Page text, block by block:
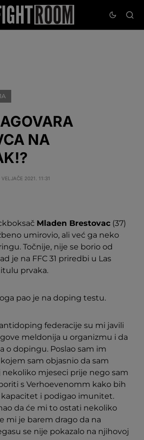
NA
VELJAČE 2021. 11:31
Mladen Brestovac (37)
umirovio, ali već ga neko
Točnije, nije se borio od
je na FFC 31 priredbi u Las
prvaka.
pao je na doping testu.
federacije su mi javili
meldonija u organizmu i da
o dopingu. Poslao sam im
sam objasnio da sam
mjeseci prije nego sam
s Verhoevenomm kako bih
i podigao imunitet.
da će mi to ostati nekoliko
mi je barem drago da na
se nije pokazalo na njihovoj